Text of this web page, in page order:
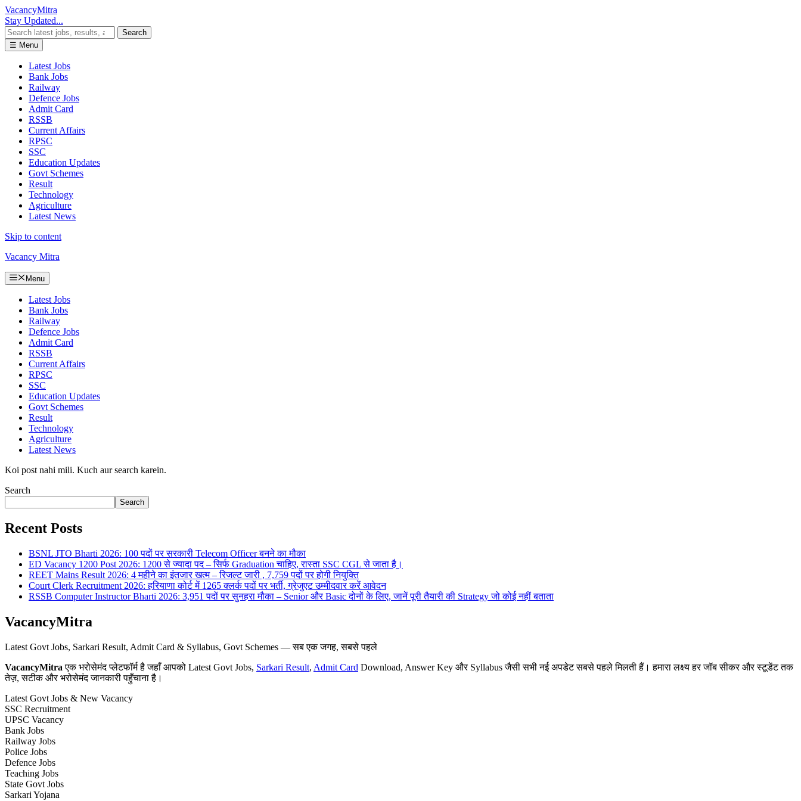
VacancyMitra
Stay Updated...
Search
☰ Menu
Latest Jobs
Bank Jobs
Railway
Defence Jobs
Admit Card
RSSB
Current Affairs
RPSC
SSC
Education Updates
Govt Schemes
Result
Technology
Agriculture
Latest News
Skip to content
Vacancy Mitra
Menu
Latest Jobs
Bank Jobs
Railway
Defence Jobs
Admit Card
RSSB
Current Affairs
RPSC
SSC
Education Updates
Govt Schemes
Result
Technology
Agriculture
Latest News
Koi post nahi mili. Kuch aur search karein.
Search
Search
Recent Posts
BSNL JTO Bharti 2026: 100 पदों पर सरकारी Telecom Officer बनने का मौका
ED Vacancy 1200 Post 2026: 1200 से ज्यादा पद – सिर्फ Graduation चाहिए, रास्ता SSC CGL से जाता है।
REET Mains Result 2026: 4 महीने का इंतजार खत्म – रिजल्ट जारी , 7,759 पदों पर होगी नियुक्ति
Court Clerk Recruitment 2026: हरियाणा कोर्ट में 1265 क्लर्क पदों पर भर्ती, ग्रेजुएट उम्मीदवार करें आवेदन
RSSB Computer Instructor Bharti 2026: 3,951 पदों पर सुनहरा मौका – Senior और Basic दोनों के लिए, जानें पूरी तैयारी की Strategy जो कोई नहीं बताता
VacancyMitra
Latest Govt Jobs, Sarkari Result, Admit Card & Syllabus, Govt Schemes — सब एक जगह, सबसे पहले
VacancyMitra एक भरोसेमंद प्लेटफॉर्म है जहाँ आपको Latest Govt Jobs, Sarkari Result, Admit Card Download, Answer Key और Syllabus जैसी सभी नई अपडेट सबसे पहले मिलती हैं। हमारा लक्ष्य हर जॉब सीकर और स्टूडेंट तक
तेज़, सटीक और भरोसेमंद जानकारी पहुँचाना है।
Latest Govt Jobs & New Vacancy
SSC Recruitment
UPSC Vacancy
Bank Jobs
Railway Jobs
Police Jobs
Defence Jobs
Teaching Jobs
State Govt Jobs
Sarkari Yojana